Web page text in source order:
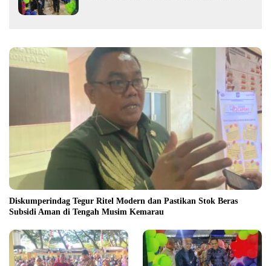
Diskumperindag Tegur Ritel Modern dan Pastikan Stok Beras
Subsidi Aman di Tengah Musim Kemarau